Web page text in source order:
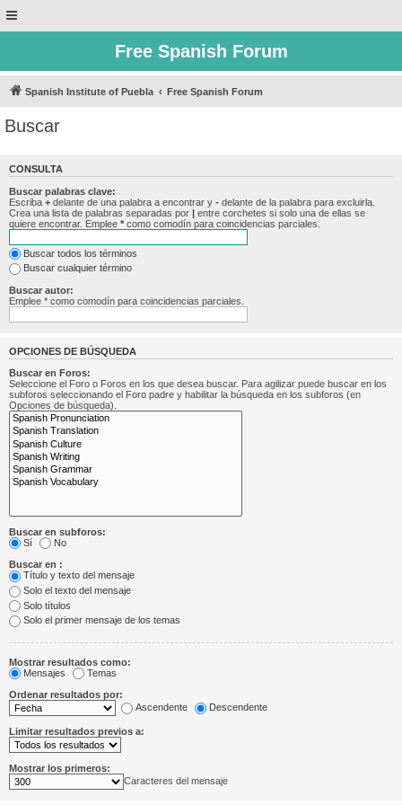
Free Spanish Forum
Spanish Institute of Puebla Free Spanish Forum
Buscar
CONSULTA
Buscar palabras clave:
Escriba + delante de una palabra a encontrar y - delante de la palabra para excluirla.
Crea una lista de palabras separadas por | entre corchetes si solo una de ellas se
quiere encontrar. Emplee * como comodín para coincidencias parciales.
Buscar todos los términos
Buscar cualquier término
Buscar autor:
Emplee * como comodín para coincidencias parciales.
OPCIONES DE BÚSQUEDA
Buscar en Foros:
Seleccione el Foro o Foros en los que desea buscar. Para agilizar puede buscar en los
subforos seleccionando el Foro padre y habilitar la búsqueda en los subforos (en
Opciones de búsqueda).
Buscar en subforos:
Sí
No
Buscar en :
Título y texto del mensaje
Solo el texto del mensaje
Solo títulos
Solo el primer mensaje de los temas
Mostrar resultados como:
Mensajes
Temas
Ordenar resultados por:
Ascendente
Descendente
Limitar resultados previos a:
Mostrar los primeros:
Caracteres del mensaje